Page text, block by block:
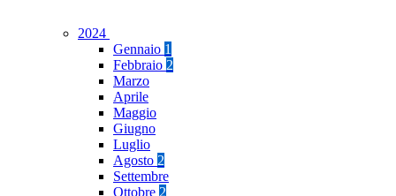
2024
Gennaio 1
Febbraio 2
Marzo
Aprile
Maggio
Giugno
Luglio
Agosto 2
Settembre
Ottobre 2